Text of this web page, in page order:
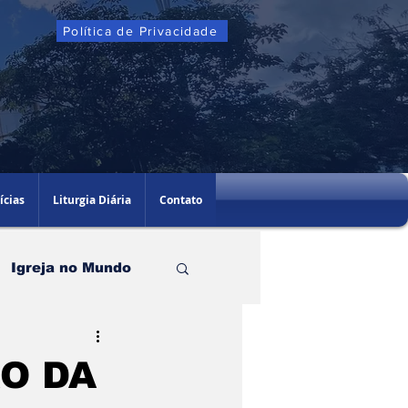
Política de Privacidade
Liturgia Diária Contato
Igreja no Mundo
DA